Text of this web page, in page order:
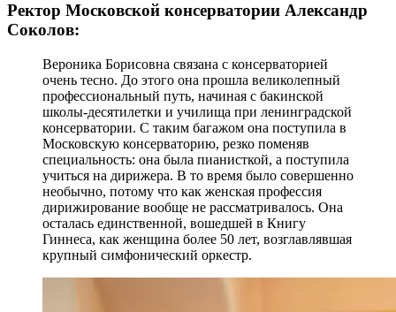
Ректор Московской консерватории Александр
Соколов:
Вероника Борисовна связана с консерваторией
очень тесно. До этого она прошла великолепный
профессиональный путь, начиная с бакинской
школы-десятилетки и училища при ленинградской
консерватории. С таким багажом она поступила в
Московскую консерваторию, резко поменяв
специальность: она была пианисткой, а поступила
учиться на дирижера. В то время было совершенно
необычно, потому что как женская профессия
дирижирование вообще не рассматривалось. Она
осталась единственной, вошедшей в Книгу
Гиннеса, как женщина более 50 лет, возглавлявшая
крупный симфонический оркестр.